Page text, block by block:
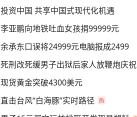
投资中国 共享中国式现代化机遇
李亚鹏向地铁吐血女孩捐99999元
余承东口误将24999元电脑报成2499
死刑改死缓男子出狱后家人放鞭炮庆祝
现货黄金突破4300美元
直击台风“白海豚”实时路径